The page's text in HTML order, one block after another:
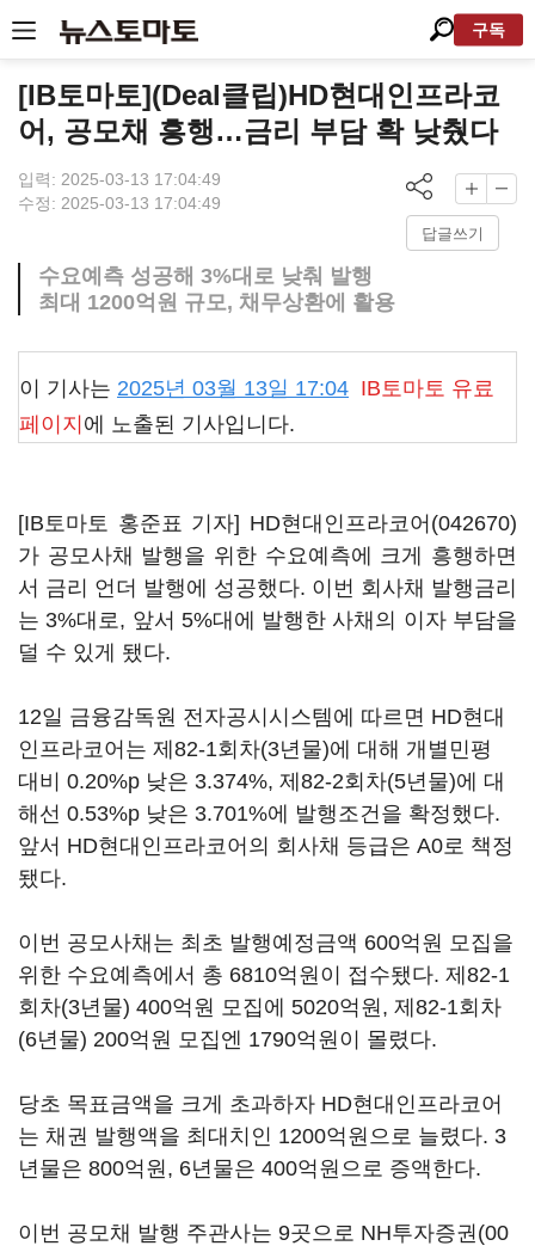
구독
[IB토마토](Deal클립)HD현대인프라코
어, 공모채 흥행…금리 부담 확 낮췄다
입력: 2025-03-13 17:04:49
수정: 2025-03-13 17:04:49
답글쓰기
수요예측 성공해 3%대로 낮춰 발행
최대 1200억원 규모, 채무상환에 활용
이 기사는 2025년 03월 13일 17:04 IB토마토 유료
페이지 에 노출된 기사입니다.
[IB토마토 홍준표 기자] HD현대인프라코어(042670)
가 공모사채 발행을 위한 수요예측에 크게 흥행하면
서 금리 언더 발행에 성공했다. 이번 회사채 발행금리
는 3%대로, 앞서 5%대에 발행한 사채의 이자 부담을
덜 수 있게 됐다.
12일 금융감독원 전자공시시스템에 따르면 HD현대
인프라코어는 제82-1회차(3년물)에 대해 개별민평
대비 0.20%p 낮은 3.374%, 제82-2회차(5년물)에 대
해선 0.53%p 낮은 3.701%에 발행조건을 확정했다.
앞서 HD현대인프라코어의 회사채 등급은 A0로 책정
됐다.
이번 공모사채는 최초 발행예정금액 600억원 모집을
위한 수요예측에서 총 6810억원이 접수됐다. 제82-1
회차(3년물) 400억원 모집에 5020억원, 제82-1회차
(6년물) 200억원 모집엔 1790억원이 몰렸다.
당초 목표금액을 크게 초과하자 HD현대인프라코어
는 채권 발행액을 최대치인 1200억원으로 늘렸다. 3
년물은 800억원, 6년물은 400억원으로 증액한다.
이번 공모채 발행 주관사는 9곳으로 NH투자증권(00